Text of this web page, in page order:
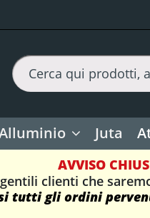
Juta
AVVISO
clienti che
tutti gli ordini